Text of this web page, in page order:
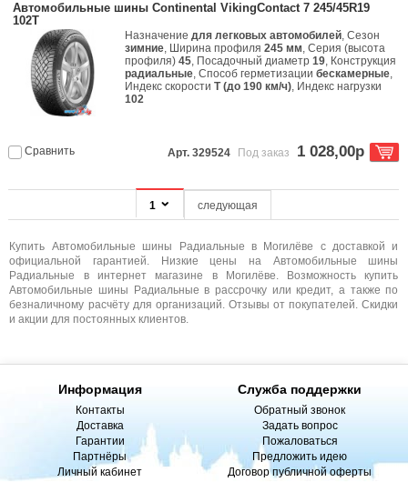
Купить Автомобильные шины Радиальные в Могилёве с доставкой и
официальной гарантией. Низкие цены на Автомобильные шины
Радиальные в интернет магазине в Могилёве. Возможность купить
Автомобильные шины Радиальные в рассрочку или кредит, а также по
безналичному расчёту для организаций. Отзывы от покупателей. Скидки
и акции для постоянных клиентов.
Автомобильные шины Continental VikingContact 7 245/45R19
102T
Назначениедля легковых автомобилей, Сезон
зимние, Ширина профиля245 мм, Серия (высота
профиля)45, Посадочный диаметр19, Конструкция
радиальные, Способ герметизациибескамерные,
Индекс скоростиT (до 190 км/ч), Индекс нагрузки
102
Сравнить Арт. 329524 Под заказ 1 028,00р
1 следующая
Информация
Контакты
Доставка
Гарантии
Партнёры
Личный кабинет
Служба поддержки
Обратный звонок
Задать вопрос
Пожаловаться
Предложить идею
Договор публичной оферты